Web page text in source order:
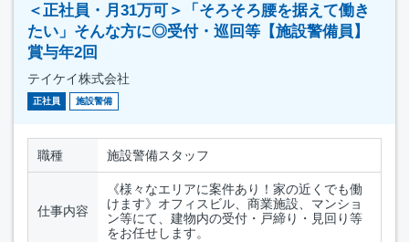
＜正社員・月31万可＞「そろそろ腰を据えて働き
たい」そんな方に◎受付・巡回等【施設警備員】
賞与年2回
テイケイ株式会社
正社員 施設警備
職種 施設警備スタッフ
仕事内容
《様々なエリアに案件あり！家の近くでも働
けます》オフィスビル、商業施設、マンショ
ン等にて、建物内の受付・戸締り・見回り等
をお任せします。